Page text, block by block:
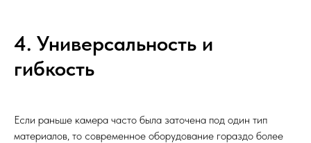
4. Универсальность и
гибкость
Если раньше камера часто была заточена под один тип
материалов, то современное оборудование гораздо более